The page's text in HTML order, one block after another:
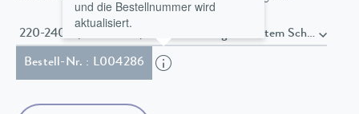
220-240 V; 50/60 Hz , Netzkabel mit gewinkeltem Schuko
Bestell-Nr. : L004286
und die Bestellnummer wird
aktualisiert.